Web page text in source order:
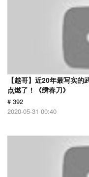
【越哥】近20年最写实
点燃了！《绣春刀》
# 392
2020-05-31 00:40